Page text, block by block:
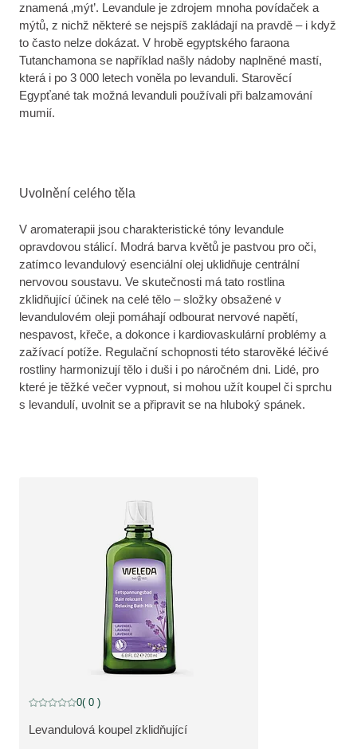
znamená ‚mýt’. Levandule je zdrojem mnoha povídaček a
mýtů, z nichž některé se nejspíš zakládají na pravdě – i když
to často nelze dokázat. V hrobě egyptského faraona
Tutanchamona se například našly nádoby naplněné mastí,
která i po 3 000 letech voněla po levanduli. Starověcí
Egypťané tak možná levanduli používali při balzamování
mumií.
Uvolnění celého těla
V aromaterapii jsou charakteristické tóny levandule
opravdovou stálicí. Modrá barva květů je pastvou pro oči,
zatímco levandulový esenciální olej uklidňuje centrální
nervovou soustavu. Ve skutečnosti má tato rostlina
zklidňující účinek na celé tělo – složky obsažené v
levandulovém oleji pomáhají odbourat nervové napětí,
nespavost, křeče, a dokonce i kardiovaskulární problémy a
zažívací potíže. Regulační schopnosti této starověké léčivé
rostliny harmonizují tělo i duši i po náročném dni. Lidé, pro
které je těžké večer vypnout, si mohou užít koupel či sprchu
s levandulí, uvolnit se a připravit se na hluboký spánek.
ZOBRAZIT PRODUKT:
Levandulová koupel zklidňující
Aktuální hodnocení: 0 z 5 hvězdiček hodnoceno 0 zákazníky
0( 0 )